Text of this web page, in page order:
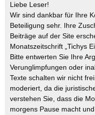
Liebe Leser!
Wir sind dankbar für Ihre
Beteiligung sehr. Ihre
Beiträge auf der Site
Monatszeitschrift „Tichys
Bitte entwerten Sie Ihre
Verunglimpfungen oder
Texte schalten wir nicht
moderiert, da die
verstehen Sie, dass die
morgens Pause macht